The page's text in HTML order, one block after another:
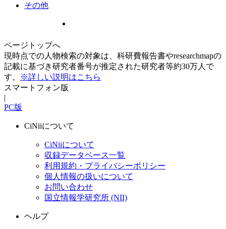
その他
ページトップへ
現時点での人物検索の対象は、科研費報告書やresearchmapの
記載に基づき研究者番号が推定された研究者等約30万人で
す。
※詳しい説明はこちら
スマートフォン版
|
PC版
CiNiiについて
CiNiiについて
収録データベース一覧
利用規約・プライバシーポリシー
個人情報の扱いについて
お問い合わせ
国立情報学研究所 (NII)
ヘルプ